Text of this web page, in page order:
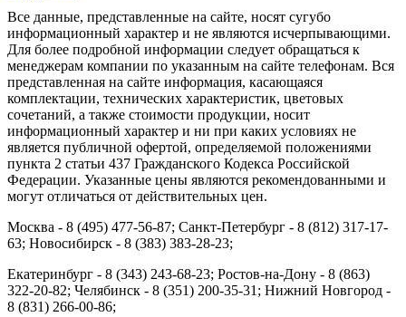
Все данные, представленные на сайте, носят сугубо
информационный характер и не являются исчерпывающими.
Для более подробной информации следует обращаться к
менеджерам компании по указанным на сайте телефонам. Вся
представленная на сайте информация, касающаяся
комплектации, технических характеристик, цветовых
сочетаний, а также стоимости продукции, носит
информационный характер и ни при каких условиях не
является публичной офертой, определяемой положениями
пункта 2 статьи 437 Гражданского Кодекса Российской
Федерации. Указанные цены являются рекомендованными и
могут отличаться от действительных цен.
Москва - 8 (495) 477-56-87; Санкт-Петербург - 8 (812) 317-17-
63; Новосибирск - 8 (383) 383-28-23;
Екатеринбург - 8 (343) 243-68-23; Ростов-на-Дону - 8 (863)
322-20-82; Челябинск - 8 (351) 200-35-31; Нижний Новгород -
8 (831) 266-00-86;